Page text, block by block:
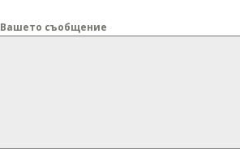
Вашето съобщение